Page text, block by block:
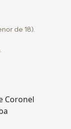
de 18).
Coronel